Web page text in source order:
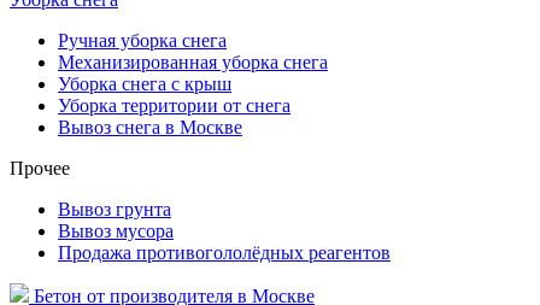
Ручная уборка снега
Механизированная уборка снега
Уборка снега с крыш
Уборка территории от снега
Вывоз снега в Москве
Прочее
Вывоз грунта
Вывоз мусора
Продажа противогололёдных реагентов
Бетон от производителя в Москве